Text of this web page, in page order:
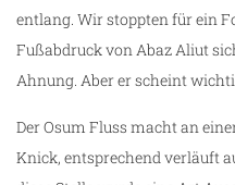
entlang. Wir stoppten für ein
Fußabdruck von Abaz Aliut
Ahnung. Aber er scheint
Der Osum Fluss macht an
Knick, entsprechend verläuft